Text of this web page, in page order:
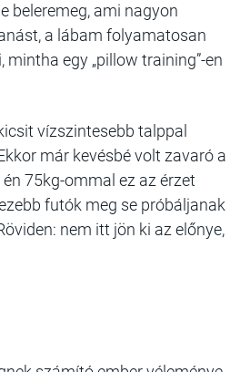
beleremeg, ami nagyon
a lábam folyamatosan
egy „pillow training”-en
vízszintesebb talppal
már kevésbé volt zavaró a
75kg-ommal ez az érzet
futók meg se próbáljanak
nem itt jön ki az előnye,